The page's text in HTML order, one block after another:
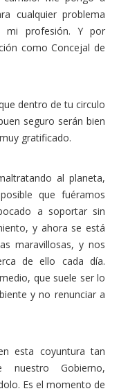
cualquier problema
mi profesión. Y por
como Concejal de
dentro de tu circulo
seguro serán bien
gratificado.
al planeta,
que fuéramos
a soportar sin
y ahora se está
maravillosas, y nos
de ello cada día.
que suele ser lo
y no renunciar a
esta coyuntura tan
Gobierno,
Es el momento de